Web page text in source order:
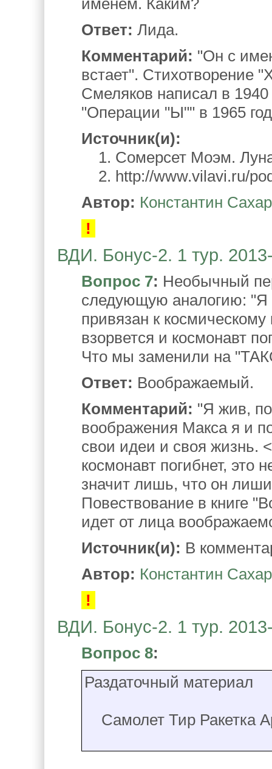
именем. Каким?
Ответ: Лида.
Комментарий: "Он с
встает". Стихотворение
Смеляков написал в
"Операции "Ы"" в 1965
Источник(и):
1. Сомерсет Моэм.
2. http://www.vilavi.ru/
Автор: Константин
!
ВДИ. Бонус-2. 1 тур.
Вопрос 7: Необычный
следующую аналогию: "Я
привязан к
взорвется и космонавт
Что мы заменили на
Ответ: Воображаемый.
Комментарий: "Я жив,
воображения Макса я и
свои идеи и своя жизнь.
космонавт погибнет, это
значит лишь, что он
Повествование в книге
идет от лица
Источник(и): В
Автор: Константин
!
ВДИ. Бонус-2. 1 тур.
Вопрос 8:
Раздаточный материал
Самолет Тир Ракетка